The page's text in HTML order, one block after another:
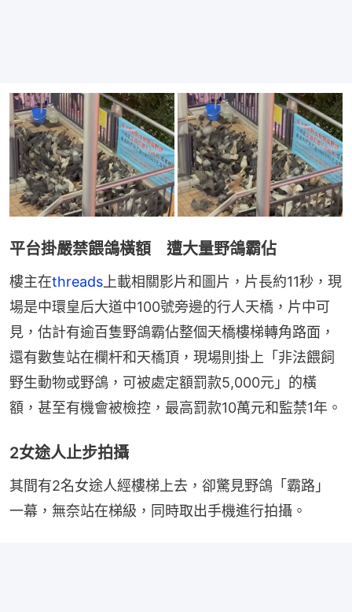
平台掛嚴禁餵鴿橫額 遭大量野鴿霸佔
樓主在threads上載相關影片和圖片，片長約11秒，現
場是中環皇后大道中100號旁邊的行人天橋，片中可
見，估計有逾百隻野鴿霸佔整個天橋樓梯轉角路面，
還有數隻站在欄杆和天橋頂，現場則掛上「非法餵飼
野生動物或野鴿，可被處定額罰款5,000元」的橫
額，甚至有機會被檢控，最高罰款10萬元和監禁1年。
2女途人止步拍攝
其間有2名女途人經樓梯上去，卻驚見野鴿「霸路」
一幕，無奈站在梯級，同時取出手機進行拍攝。